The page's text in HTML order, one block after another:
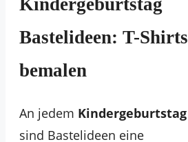
Bastelideen: T-Shirts
bemalen
An jedem Kindergeburtstag
sind Bastelideen eine